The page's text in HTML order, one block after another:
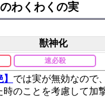
わくわくの実
獣神化
速必殺
では実が無効なので
時のことを考慮して加